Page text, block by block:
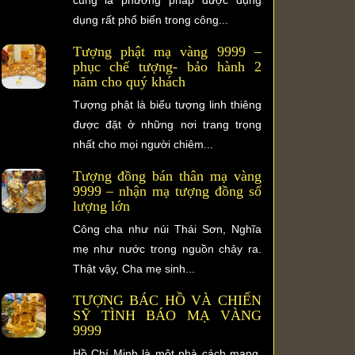
dụng rất phổ biến trong công...
Tượng phật mạ vàng 9999 –
phục chế tượng- bảo hành 2
năm cho quý khách
Tượng phật là biểu tượng linh thiêng
được đặt ở những nơi trang trọng
nhất cho mọi người chiêm...
Tượng đồng bán thân mạ vàng
9999 – nhận mạ tượng đồng số
lượng lớn
Công cha như núi Thái Sơn, Nghĩa
mẹ như nước trong nguồn chảy ra.
Thật vậy, Cha mẹ sinh...
TƯỢNG BÁC HỒ VÀ CHIẾN
SỸ TÌNH BÁO MẠ VÀNG
9999